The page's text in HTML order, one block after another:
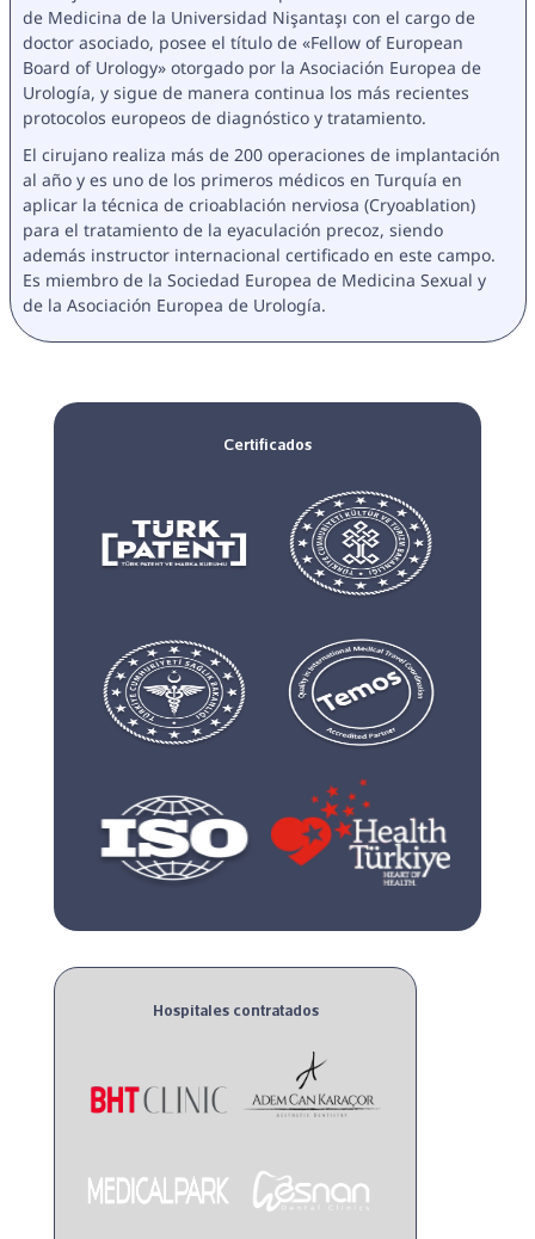
de Medicina de la Universidad Nişantaşı con el cargo de
doctor asociado, posee el título de «Fellow of European
Board of Urology» otorgado por la Asociación Europea de
Urología, y sigue de manera continua los más recientes
protocolos europeos de diagnóstico y tratamiento.
El cirujano realiza más de 200 operaciones de implantación
al año y es uno de los primeros médicos en Turquía en
aplicar la técnica de crioablación nerviosa (Cryoablation)
para el tratamiento de la eyaculación precoz, siendo
además instructor internacional certificado en este campo.
Es miembro de la Sociedad Europea de Medicina Sexual y
de la Asociación Europea de Urología.
Hospitales contratados
Certificados